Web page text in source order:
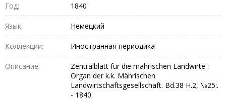
Год: 1840
Язык: Немецкий
Коллекции: Иностранная периодика
Описание:
Zentralblatt für die mährischen Landwirte :
Organ der k.k. Mährischen
Landwirtschaftsgesellschaft. Bd.38 H.2, №25:.
- 1840